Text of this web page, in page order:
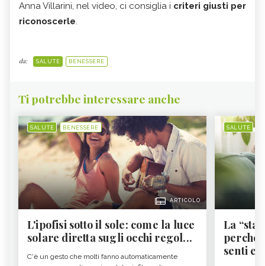
Anna Villarini, nel video, ci consiglia i criteri giusti per
riconoscerle.
da: SALUTE BENESSERE
Ti potrebbe interessare anche
SALUTE BENESSERE
ARTICOLO
L'ipofisi sotto il sole: come la luce
solare diretta sugli occhi regol...
C'è un gesto che molti fanno automaticamente
SALUTE
La
perché
senti